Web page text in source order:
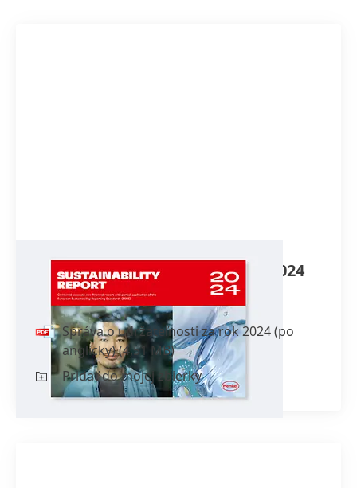
Správa o udržateľnosti za rok 2024
(po anglicky)
Správa o udržateľnosti za rok 2024(po
anglicky)(4,51 MB)
Pridať do mojej zbierky